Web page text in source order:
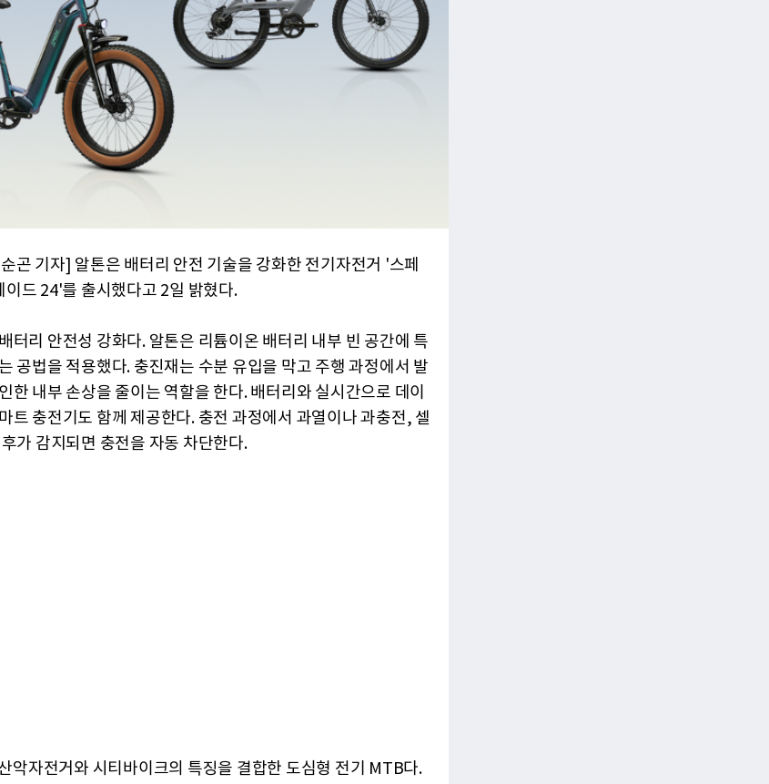
곤 기자] 알톤은 배터리 안전 기술을 강화한 전기자전거 '스페
드 24'를 출시했다고 2일 밝혔다.
터리 안전성 강화다. 알톤은 리튬이온 배터리 내부 빈 공간에 특
공법을 적용했다. 충진재는 수분 유입을 막고 주행 과정에서 발
한 내부 손상을 줄이는 역할을 한다. 배터리와 실시간으로 데이
트 충전기도 함께 제공한다. 충전 과정에서 과열이나 과충전, 셀
가 감지되면 충전을 자동 차단한다.
악자전거와 시티바이크의 특징을 결합한 도심형 전기 MTB다.